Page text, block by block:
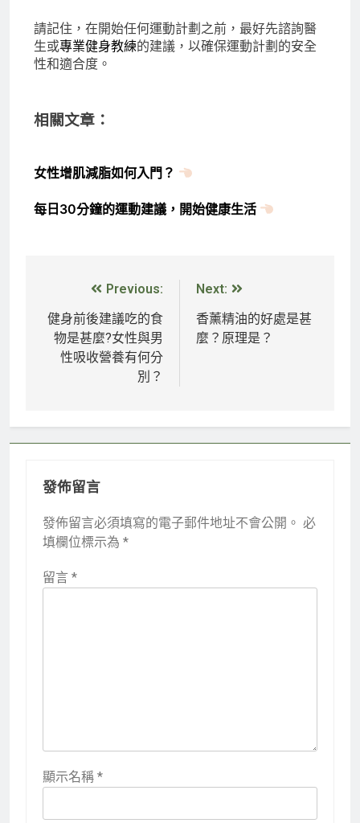
請記住，在開始任何運動計劃之前，最好先諮詢醫
生或專業健身教練的建議，以確保運動計劃的安全
性和適合度。
相關文章：
女性增肌減脂如何入門？
每日30分鐘的運動建議，開始健康生活
Previous:
健身前後建議吃的食
物是甚麼?女性與男
性吸收營養有何分
別？
Next:
香薰精油的好處是甚
麼？原理是？
發佈留言
發佈留言必須填寫的電子郵件地址不會公開。 必
填欄位標示為 *
留言 *
顯示名稱 *